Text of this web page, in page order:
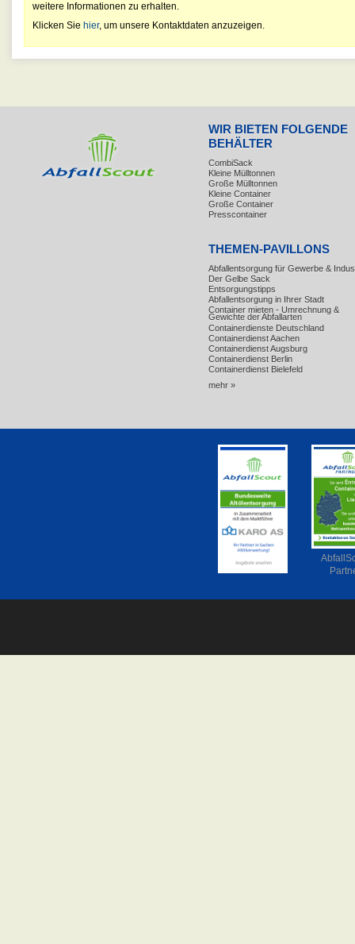
weitere Informationen zu erhalten.
Klicken Sie hier, um unsere Kontaktdaten anzuzeigen.
WIR BIETEN FOLGENDE
BEHÄLTER
CombiSack
Kleine Mülltonnen
Große Mülltonnen
Kleine Container
Große Container
Presscontainer
THEMEN-PAVILLONS
Abfallentsorgung für Gewerbe &
Der Gelbe Sack
Entsorgungstipps
Abfallentsorgung in Ihrer Stadt
Container mieten - Umrechnung &
Gewichte der Abfallarten
Containerdienste Deutschland
Containerdienst Aachen
Containerdienst Augsburg
Containerdienst Berlin
Containerdienst Bielefeld
mehr »